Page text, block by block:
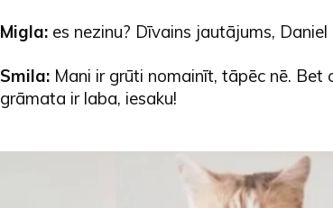
Migla: es nezinu? Dīvains jautājums, Daniel
Smila: Mani ir grūti nomainīt, tāpēc nē. Bet
grāmata ir laba, iesaku!